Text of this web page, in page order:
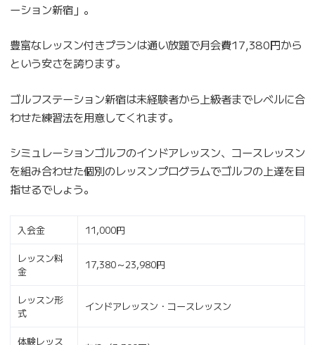
ーション新宿」。
豊富なレッスン付きプランは通い放題で月会費17,380円から
という安さを誇ります。
ゴルフステーション新宿は未経験者から上級者までレベルに合
わせた練習法を用意してくれます。
シミュレーションゴルフのインドアレッスン、コースレッスン
を組み合わせた個別のレッスンプログラムでゴルフの上達を目
指せるでしょう。
入会金 11,000円
レッスン料
金
17,380～23,980円
レッスン形
式
インドアレッスン・コースレッスン
体験レッス